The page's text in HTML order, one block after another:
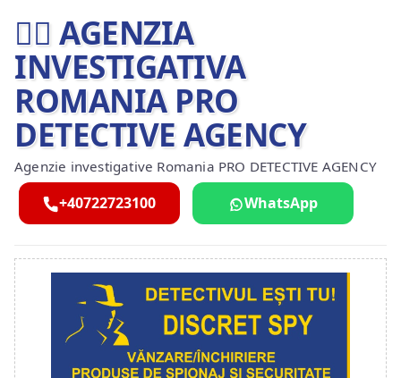
🕵️‍♂ AGENZIA
INVESTIGATIVA
ROMANIA PRO
DETECTIVE AGENCY
Agenzie investigative Romania PRO DETECTIVE AGENCY
+40722723100 WhatsApp